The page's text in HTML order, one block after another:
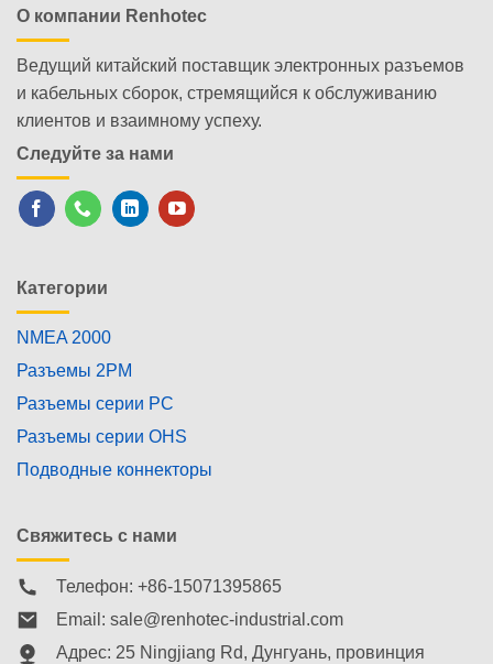
О компании Renhotec
Ведущий китайский поставщик электронных разъемов
и кабельных сборок, стремящийся к обслуживанию
клиентов и взаимному успеху.
Следуйте за нами
Категории
NMEA 2000
Разъемы 2PM
Разъемы серии PC
Разъемы серии OHS
Подводные коннекторы
Свяжитесь с нами
Телефон: +86-15071395865
Email: sale@renhotec-industrial.com
Адрес: 25 Ningjiang Rd, Дунгуань, провинция